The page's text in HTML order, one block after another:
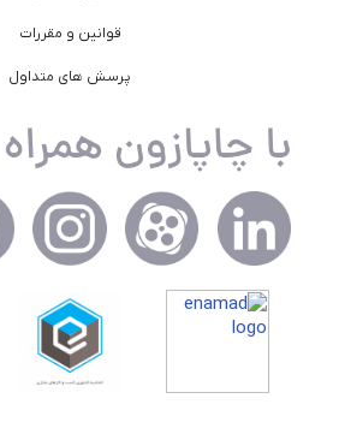
قوانین و مقررات
پرسش های متداول